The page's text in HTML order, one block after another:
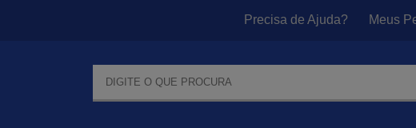
Precisa de Ajuda? Meus